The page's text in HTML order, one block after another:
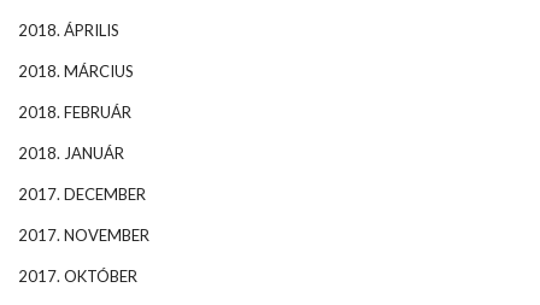
2018. ÁPRILIS
2018. MÁRCIUS
2018. FEBRUÁR
2018. JANUÁR
2017. DECEMBER
2017. NOVEMBER
2017. OKTÓBER